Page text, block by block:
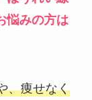
悩みの方は
、痩せなく